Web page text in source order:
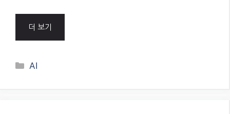
더 보기
Categories
AI